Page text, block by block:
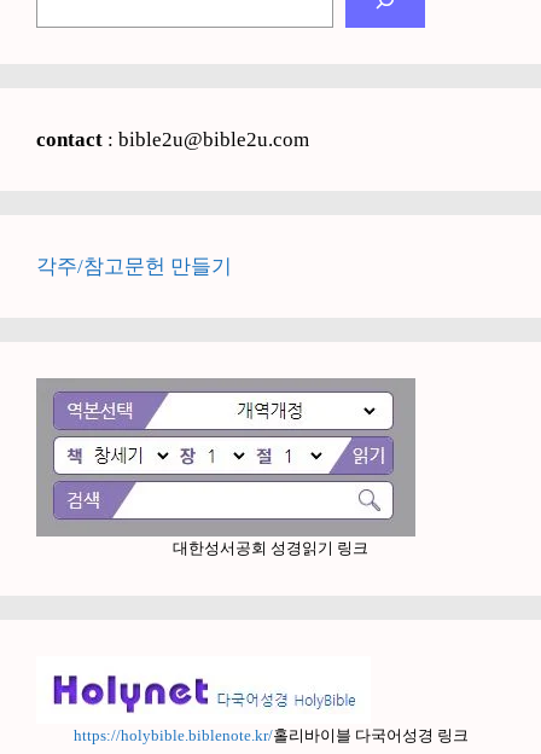
contact : bible2u@bible2u.com
각주/참고문헌 만들기
대한성서공회 성경읽기 링크
https://holybible.biblenote.kr/홀리바이블 다국어성경 링크